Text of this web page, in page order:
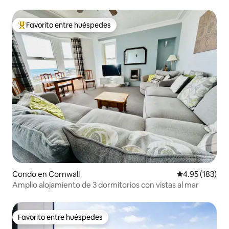
Favorito entre huéspedes preferido
Favorito entre huéspedes
Condo en Cornwall Calificación
4.95 (183)
Amplio alojamiento de 3 dormitorios con vistas al mar
Favorito entre huéspedes
Favorito entre huéspedes